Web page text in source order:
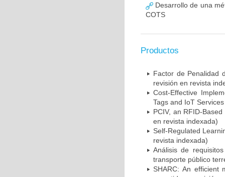
Desarrollo de una
COTS
Productos
Factor de Penalidad
revisión en revista
Cost-Effective
Tags and IoT
PCIV, an RFID-
en revista indexada)
Self-Regulated
revista indexada)
Análisis de
transporte público
SHARC: An efficient